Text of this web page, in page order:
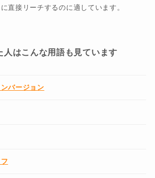
直接リーチするのに適しています。
人はこんな用語も見ています
バージョン